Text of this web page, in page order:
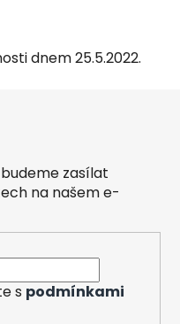
dnem 25.5.2022.
zasílat
na našem e-
s podmínkami